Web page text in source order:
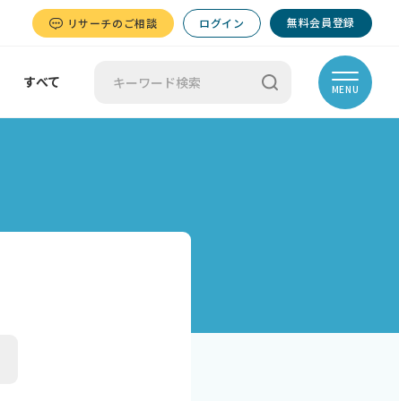
リサーチのご相談 ログイン 無料会員登録
すべて MENU